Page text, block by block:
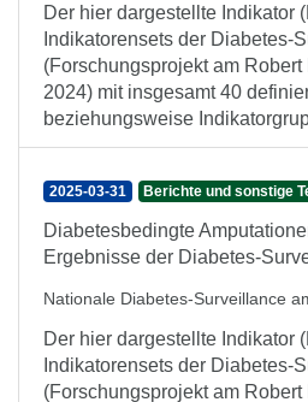
Der hier dargestellte Indikator
Indikatorensets der Diabetes-
(Forschungsprojekt am
2024) mit insgesamt 40
beziehungsweise
2025-03-31 Berichte und sonstige
Diabetesbedingte
Ergebnisse der Diabetes-
Nationale Diabetes-Surveillance
Der hier dargestellte Indikator
Indikatorensets der Diabetes-
(Forschungsprojekt am